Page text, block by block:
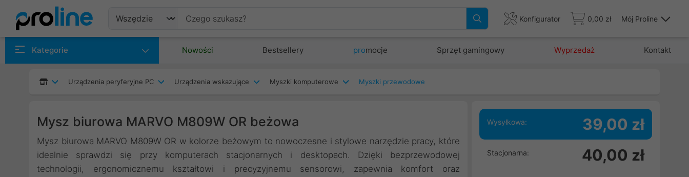
Konfigurator 0,00 zł Mój Proline
Kategorie Nowości Bestsellery promocje Sprzęt gamingowy Wyprzedaż Kontakt
Urządzenia peryferyjne PC Urządzenia wskazujące Myszki komputerowe Myszki przewodowe
Mysz biurowa MARVO M809W OR beżowa
Mysz biurowa MARVO M809W OR w kolorze beżowym to nowoczesne i stylowe narzędzie pracy, które
idealnie sprawdzi się przy komputerach stacjonarnych i desktopach. Dzięki bezprzewodowej
technologii, ergonomicznemu kształtowi i precyzyjnemu sensorowi, zapewnia komfort oraz
Wysyłkowa: 39,00 zł
Stacjonarna: 40,00 zł